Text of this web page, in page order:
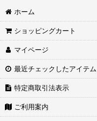
ホーム
ショッピングカート
マイページ
最近チェックしたアイテム
特定商取引法表示
ご利用案内